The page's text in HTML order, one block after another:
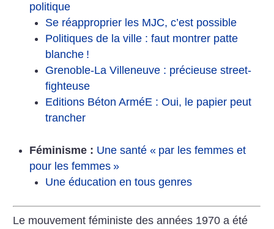
politique
Se réapproprier les MJC, c’est possible
Politiques de la ville : faut montrer patte
blanche !
Grenoble-La Villeneuve : précieuse street-
fighteuse
Editions Béton ArméE : Oui, le papier peut
trancher
Féminisme : Une santé « par les femmes et
pour les femmes »
Une éducation en tous genres
Le mouvement féministe des années 1970 a été